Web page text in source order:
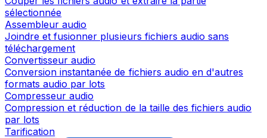
sélectionnée
Assembleur audio
Joindre et fusionner plusieurs fichiers audio sans
téléchargement
Convertisseur audio
Conversion instantanée de fichiers audio en d'autres
formats audio par lots
Compresseur audio
Compression et réduction de la taille des fichiers audio
par lots
Tarification